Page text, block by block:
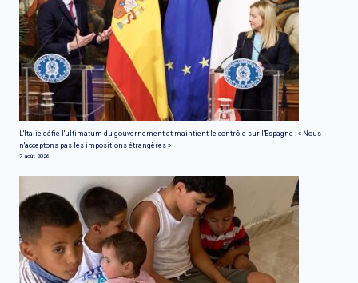
L'Italie défie l'ultimatum du gouvernement et maintient le contrôle sur l'Espagne : « Nous
n'acceptons pas les impositions étrangères »
7 août 2026